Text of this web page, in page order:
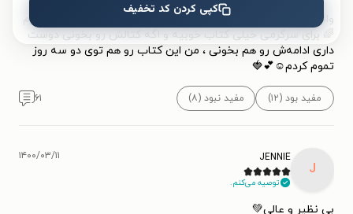
واقعی کتاب قشنگ و عالی بود🌸 من نسخه چاپی این کتاب رو دارم
🌈 برای سرگرمی خیلی کتاب خوبیه و اگه کتالش رو بخونی دوست
داری ادامه‌ش رو هم بخونی ، من این کتاب رو هم توی دو سه روز
تموم کردم☺💕🍓
مفید بود (۱۲) مفید نبود (۸) ۶۱
J
JENNIE
توصیه می‌کنم.
۱۴۰۰/۰۳/۱۱
بی نظیر و عالی💚
کپی کردن کد تخفیف